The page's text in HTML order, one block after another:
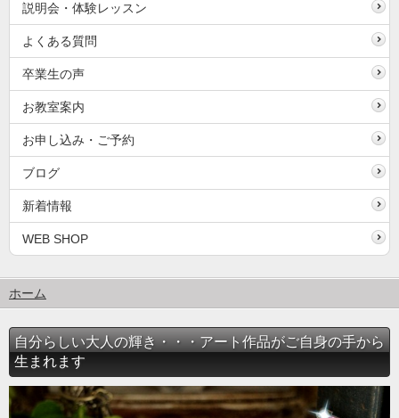
説明会・体験レッスン
よくある質問
卒業生の声
お教室案内
お申し込み・ご予約
ブログ
新着情報
WEB SHOP
ホーム
自分らしい大人の輝き・・・アート作品がご自身の手から
生まれます